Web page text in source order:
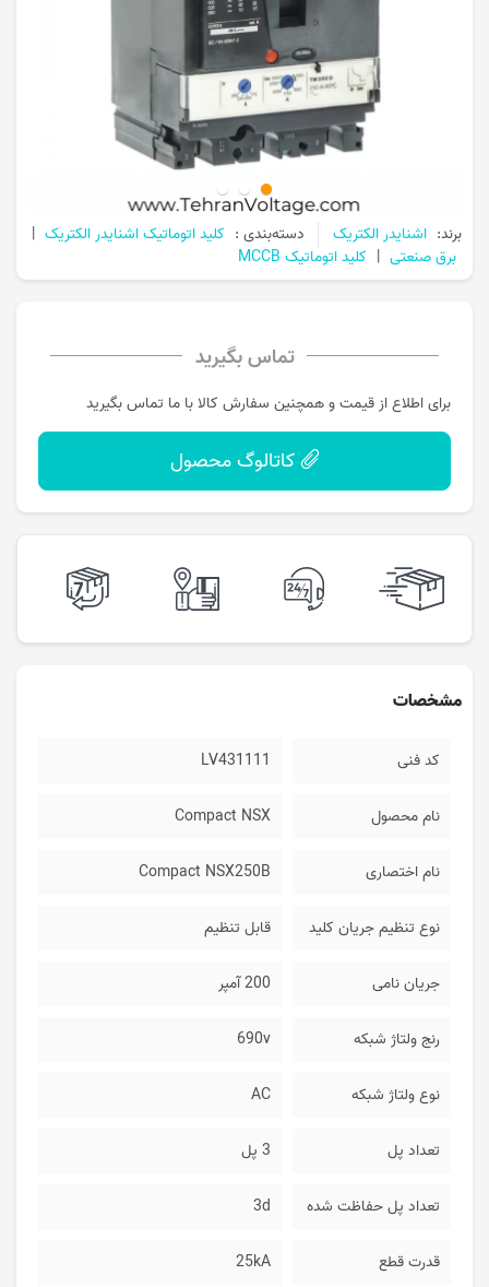
برند: اشنایدر الکتریک دسته‌بندی : کلید اتوماتیک اشنایدر الکتریک |
برق صنعتی | کلید اتوماتیک MCCB
تماس بگیرید
برای اطلاع از قیمت و همچنین سفارش کالا با ما تماس بگیرید
کاتالوگ محصول
مشخصات
کد فنی LV431111
نام محصول Compact NSX
نام اختصاری Compact NSX250B
نوع تنظیم جریان کلید قابل تنظیم
جریان نامی 200 آمپر
رنج ولتاژ شبکه 690v
نوع ولتاژ شبکه AC
تعداد پل 3 پل
تعداد پل حفاظت شده 3d
قدرت قطع 25kA